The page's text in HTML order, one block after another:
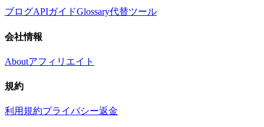
ブログAPIガイドGlossary代替ツール
会社情報
Aboutアフィリエイト
規約
利用規約プライバシー返金